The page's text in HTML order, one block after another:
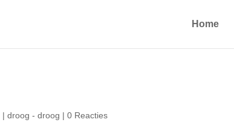
Home
|droog - droog |0 Reacties